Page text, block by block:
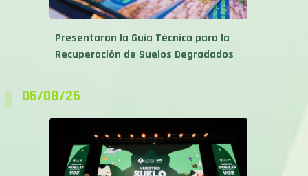
Presentaron la Guía Técnica para la
Recuperación de Suelos Degradados
06/08/26